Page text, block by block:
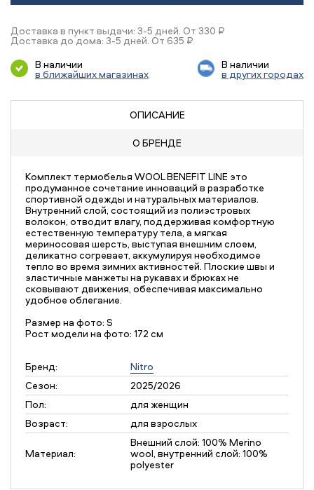
Доставка в пункт выдачи: 3-5 дней. От 330 ₽
Доставка до дома: 3-5 дней. От 635 ₽
В наличии
в ближайших магазинах
В наличии
в других городах
ОПИСАНИЕ
О БРЕНДЕ
Комплект термобелья WOOL BENEFIT LINE это
продуманное сочетание инноваций в разработке
спортивной одежды и натуральных материалов.
Внутренний слой, состоящий из полиэстровых
волокон, отводит влагу, поддерживая комфортную
естественную температуру тела, а мягкая
мериносовая шерсть, выступая внешним слоем,
деликатно согревает, аккумулируя необходимое
тепло во время зимних активностей. Плоские швы и
эластичные манжеты на рукавах и брюках не
сковывают движения, обеспечивая максимально
удобное облегание.
Размер на фото: S
Рост модели на фото: 172 см
Бренд:
Nitro
Сезон:
2025/2026
Пол:
для женщин
Возраст:
для взрослых
Материал:
Внешний слой: 100% Merino
wool, внутренний слой: 100%
polyester